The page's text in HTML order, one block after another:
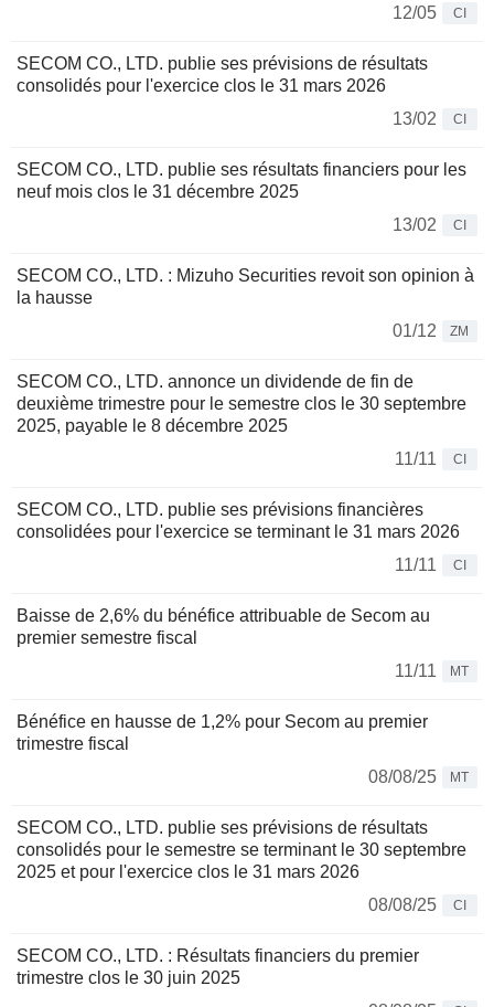
12/05 CI
SECOM CO., LTD. publie ses prévisions de résultats
consolidés pour l'exercice clos le 31 mars 2026
13/02
CI
SECOM CO., LTD. publie ses résultats financiers pour les
neuf mois clos le 31 décembre 2025
13/02
CI
SECOM CO., LTD. : Mizuho Securities revoit son opinion à
la hausse
01/12
ZM
SECOM CO., LTD. annonce un dividende de fin de
deuxième trimestre pour le semestre clos le 30 septembre
2025, payable le 8 décembre 2025
11/11
CI
SECOM CO., LTD. publie ses prévisions financières
consolidées pour l'exercice se terminant le 31 mars 2026
11/11
CI
Baisse de 2,6% du bénéfice attribuable de Secom au
premier semestre fiscal
11/11
MT
Bénéfice en hausse de 1,2% pour Secom au premier
trimestre fiscal
08/08/25
MT
SECOM CO., LTD. publie ses prévisions de résultats
consolidés pour le semestre se terminant le 30 septembre
2025 et pour l'exercice clos le 31 mars 2026
08/08/25
CI
SECOM CO., LTD. : Résultats financiers du premier
trimestre clos le 30 juin 2025